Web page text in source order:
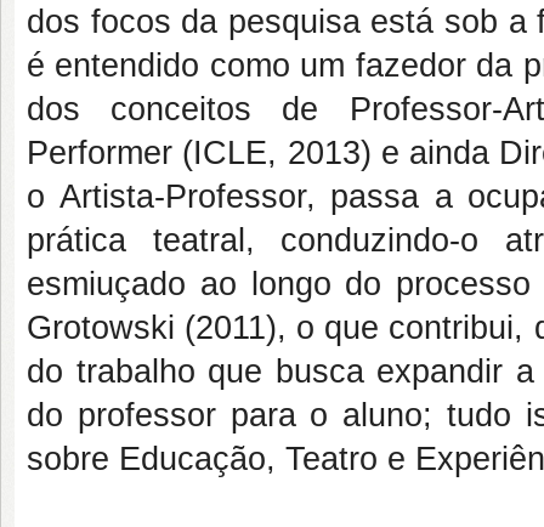
dos focos da pesquisa está sob a
é entendido como um fazedor da
dos conceitos de Professor-
Performer (ICLE, 2013) e ainda
o Artista-Professor, passa a
prática teatral, conduzindo-o
esmiuçado ao longo do
Grotowski (2011), o que contribui,
do trabalho que busca expandir
do professor para o aluno; tudo
sobre Educação, Teatro e